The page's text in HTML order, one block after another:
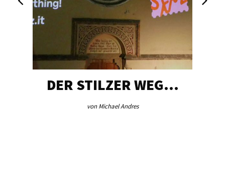
DER STILZER WEG…
von Michael Andres